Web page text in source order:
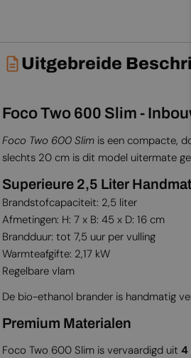
Uitgebreide
Foco Two 600 Slim -
Foco Two 600 Slimis een compacte,
slechts 20 cm is dit model uitermate
Superieure 2,5 Liter
Brandstofcapaciteit: 2,5 liter
Afmetingen: H: 7 x B: 45 x D: 16 cm
Brandduur: tot 7,5 uur per vulling
Warmteafgifte: 2,17 kW
Regelbare vlam
De bio-ethanol brander is handmatig
Premium Materialen
Foco Two 600 Slim is vervaardigd uit 4